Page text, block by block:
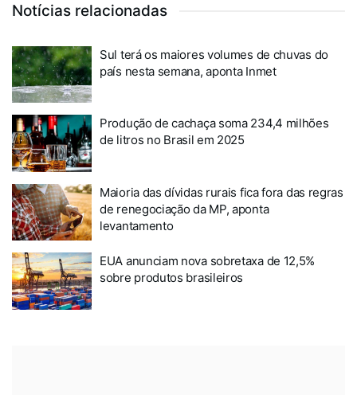
Notícias relacionadas
Sul terá os maiores volumes de chuvas do
país nesta semana, aponta Inmet
Produção de cachaça soma 234,4 milhões
de litros no Brasil em 2025
Maioria das dívidas rurais fica fora das regras
de renegociação da MP, aponta
levantamento
EUA anunciam nova sobretaxa de 12,5%
sobre produtos brasileiros